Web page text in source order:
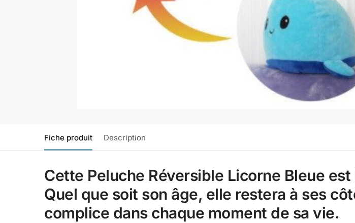
Fiche produit Description
Cette Peluche Réversible Licorne Bleue
Quel que soit son âge, elle restera à ses
complice dans chaque moment de sa vie.